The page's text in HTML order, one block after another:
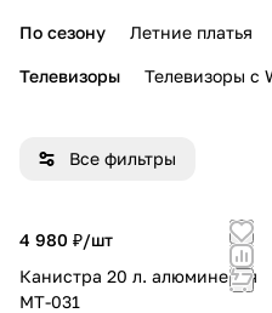
По сезону Летние платья
Телевизоры Телевизоры с
Все фильтры
4 980 ₽/шт
Канистра 20 л. алюминевая
МТ-031